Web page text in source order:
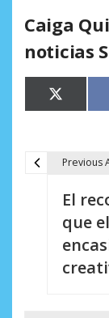
Caiga
noticias
en
X
(Twitter)
Previous
El
que